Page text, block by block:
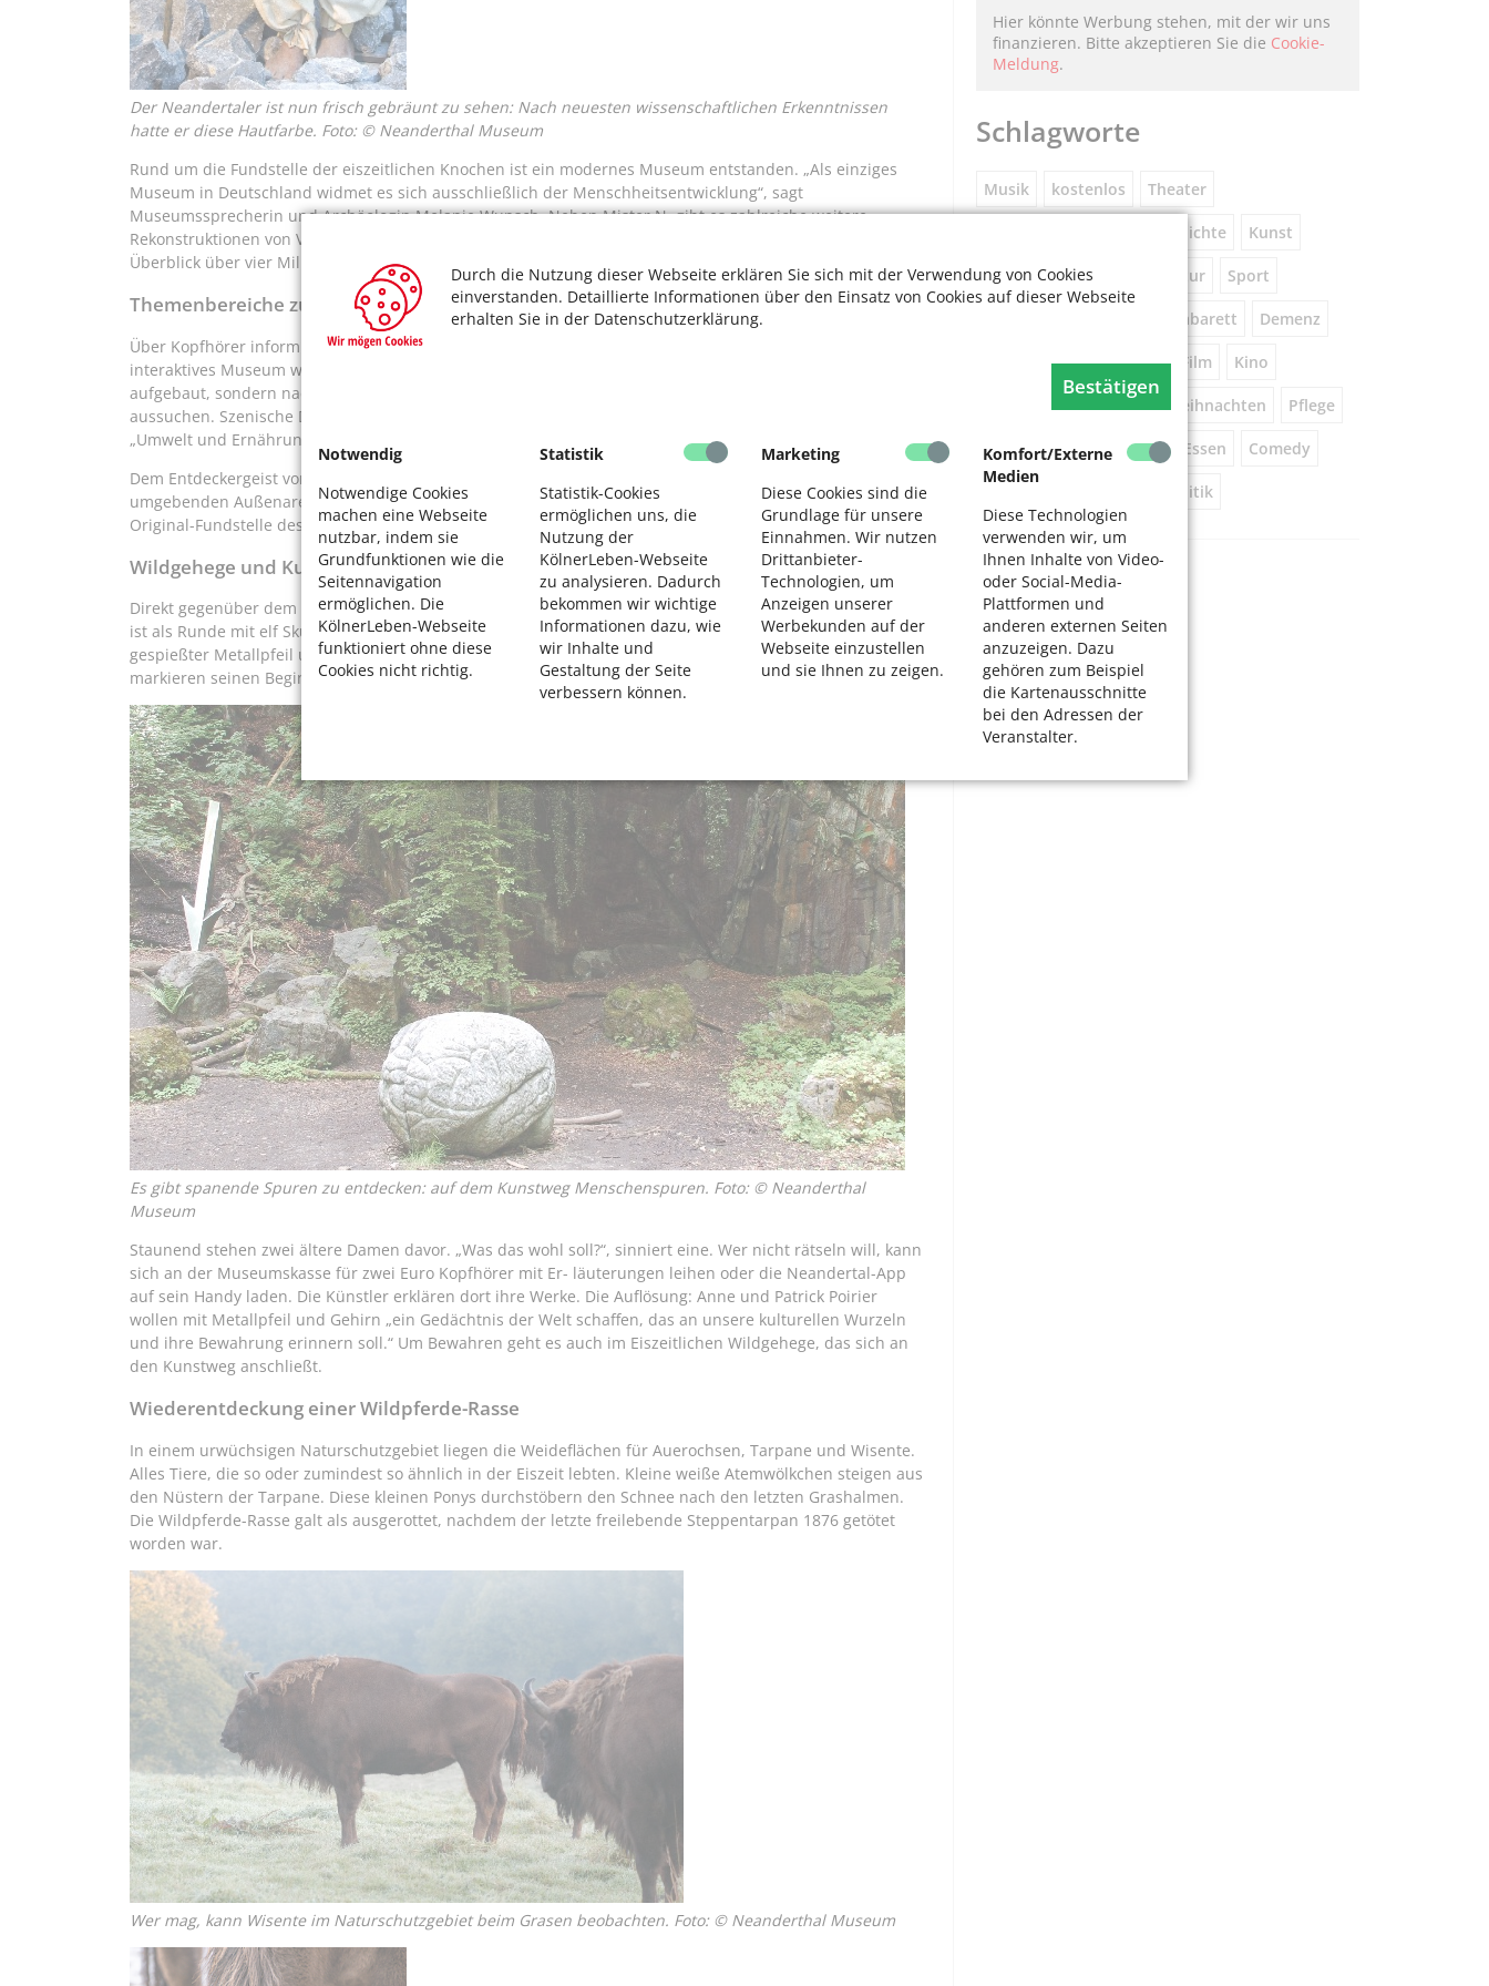
Durch die Nutzung dieser Webseite erklären Sie sich mit der Verwendung von Cookies
einverstanden. Detaillierte Informationen über den Einsatz von Cookies auf dieser Webseite
erhalten Sie in der Datenschutzerklärung.
Bestätigen
Notwendig
Notwendige Cookies
machen eine Webseite
nutzbar, indem sie
Grundfunktionen wie die
Seitennavigation
ermöglichen. Die
KölnerLeben-Webseite
funktioniert ohne diese
Cookies nicht richtig.
Statistik
Statistik-Cookies
ermöglichen uns, die
Nutzung der
KölnerLeben-Webseite
zu analysieren. Dadurch
bekommen wir wichtige
Informationen dazu, wie
wir Inhalte und
Gestaltung der Seite
verbessern können.
Marketing
Diese Cookies sind die
Grundlage für unsere
Einnahmen. Wir nutzen
Drittanbieter-
Technologien, um
Anzeigen unserer
Werbekunden auf der
Webseite einzustellen
und sie Ihnen zu zeigen.
Komfort/Externe
Medien
Diese Technologien
verwenden wir, um
Ihnen Inhalte von Video-
oder Social-Media-
Plattformen und
anderen externen Seiten
anzuzeigen. Dazu
gehören zum Beispiel
die Kartenausschnitte
bei den Adressen der
Veranstalter.
Der Neandertaler ist nun frisch gebräunt zu sehen: Nach neuesten wissenschaftlichen Erkenntnissen
hatte er diese Hautfarbe. Foto: © Neanderthal Museum
Rund um die Fundstelle der eiszeitlichen Knochen ist ein modernes Museum entstanden. „Als einziges
Museum in Deutschland widmet es sich ausschließlich der Menschheitsentwicklung“, sagt
Museumssprecherin und Archäologin Melanie Wunsch. Neben Mister N. gibt es zahlreiche weitere
Rekonstruktionen von Verwandten und Vorläufern der heutigen Menschen. Das Museum liefert einen
Überblick über vier Millionen Jahre Menschheitsentwicklung – und das auf unterhaltsame Weise.
Themenbereiche zum Aussuchen
Über Kopfhörer informieren die Urmenschen hautnah und erzählen über ihre Lebensumstände. „Als
interaktives Museum wenden wir uns an alle Generationen. Die Ausstellung ist nicht chronologisch
aufgebaut, sondern nach Themenbereichen“, sagt Wunsch. Jeder kann also nach seinen Interessen
aussuchen. Szenische Darstellungen verdeutlichen Bereiche wie „Kommunikation und Gesellschaft“ oder
„Umwelt und Ernährung“.
Dem Entdeckergeist von Jung und Alt sind im Museum kaum Grenzen gesetzt. Das setzt sich in den
umgebenden Außenarealen fort. Dort gibt es zum Beispiel einen spannenden Steinzeitspielplatz sowie die
Original-Fundstelle des Neandertalers zu besichtigen.
Wildgehege und Kunstweg
Direkt gegenüber dem Museum beginnt der knapp zwei Kilometer lange Kunstweg „Menschenspuren“. Er
ist als Runde mit elf Skulpturen moderner Künstlerinnen und Künstler angelegt. Ein dynamisch in die Erde
gespießter Metallpfeil und ein steinernes überdimensionales Gehirn in einem ehemaligen Steinbruch
markieren seinen Beginn.
Es gibt spanende Spuren zu entdecken: auf dem Kunstweg Menschenspuren. Foto: © Neanderthal
Museum
Staunend stehen zwei ältere Damen davor. „Was das wohl soll?“, sinniert eine. Wer nicht rätseln will, kann
sich an der Museumskasse für zwei Euro Kopfhörer mit Er- läuterungen leihen oder die Neandertal-App
auf sein Handy laden. Die Künstler erklären dort ihre Werke. Die Auflösung: Anne und Patrick Poirier
wollen mit Metallpfeil und Gehirn „ein Gedächtnis der Welt schaffen, das an unsere kulturellen Wurzeln
und ihre Bewahrung erinnern soll.“ Um Bewahren geht es auch im Eiszeitlichen Wildgehege, das sich an
den Kunstweg anschließt.
Wiederentdeckung einer Wildpferde-Rasse
In einem urwüchsigen Naturschutzgebiet liegen die Weideflächen für Auerochsen, Tarpane und Wisente.
Alles Tiere, die so oder zumindest so ähnlich in der Eiszeit lebten. Kleine weiße Atemwölkchen steigen aus
den Nüstern der Tarpane. Diese kleinen Ponys durchstöbern den Schnee nach den letzten Grashalmen.
Die Wildpferde-Rasse galt als ausgerottet, nachdem der letzte freilebende Steppentarpan 1876 getötet
worden war.
Wer mag, kann Wisente im Naturschutzgebiet beim Grasen beobachten. Foto: © Neanderthal Museum
Hier könnte Werbung stehen, mit der wir uns
finanzieren. Bitte akzeptieren Sie die Cookie-
Meldung.
Schlagworte
Musik kostenlos Theater
Geschichte Kunst
Museum Natur Literatur Sport
Kabarett Demenz
Wandern Brauchtum Film Kino
Vorsorge Beratung Weihnachten Pflege
Feste Tanz Vortrag Essen Comedy
Politik